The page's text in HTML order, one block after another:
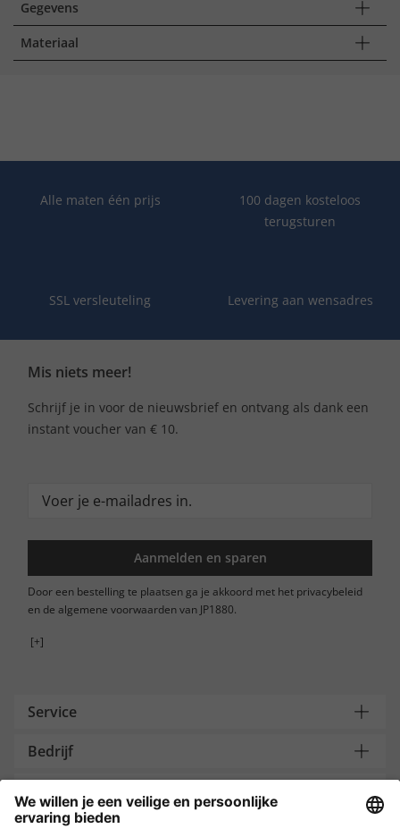
Gegevens
Materiaal
Alle maten één prijs
100 dagen kosteloos
terugsturen
SSL versleuteling Levering aan wensadres
Mis niets meer!
Schrijf je in voor de nieuwsbrief en ontvang als dank een
instant voucher van € 10.
Aanmelden en sparen
Door een bestelling te plaatsen ga je akkoord met het privacybeleid
en de algemene voorwaarden van JP1880.
[+]
Service
Bedrijf
Payment and Delivery